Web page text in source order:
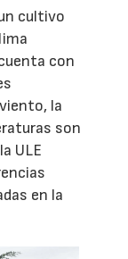
cultivo
con
la
son
ULE
en la